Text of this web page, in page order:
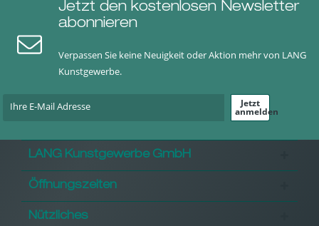
Jetzt den kostenlosen Newsletter
abonnieren
Verpassen Sie keine Neuigkeit oder Aktion mehr von LANG
Kunstgewerbe.
Jetzt
anmelden
LANG Kunstgewerbe GmbH
Öffnungszeiten
Nützliches